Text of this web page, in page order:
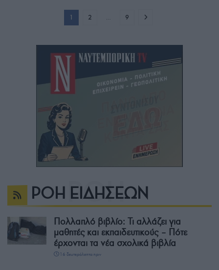
1 2 … 9
ΡΟΗ ΕΙΔΗΣΕΩΝ
Πολλαπλό βιβλίο: Τι αλλάζει για
μαθητές και εκπαιδευτικούς – Πότε
έρχονται τα νέα σχολικά βιβλία
16 δευτερόλεπτα πριν